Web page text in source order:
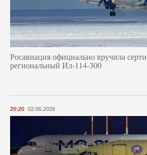
Росавиация официально вручила
региональный Ил-114-300
20:20 02.06.2026